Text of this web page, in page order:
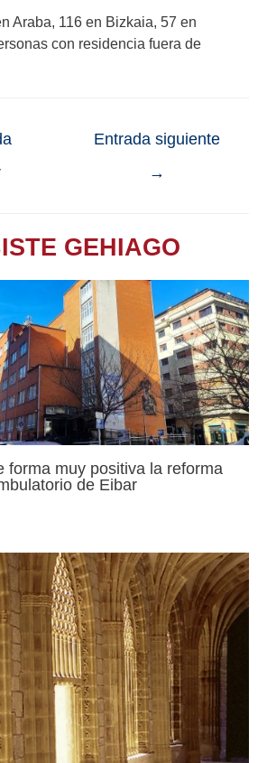
Araba, 116 en Bizkaia, 57 en
con residencia fuera de
Entrada siguiente
→
GEHIAGO
forma muy positiva la reforma
de Eibar